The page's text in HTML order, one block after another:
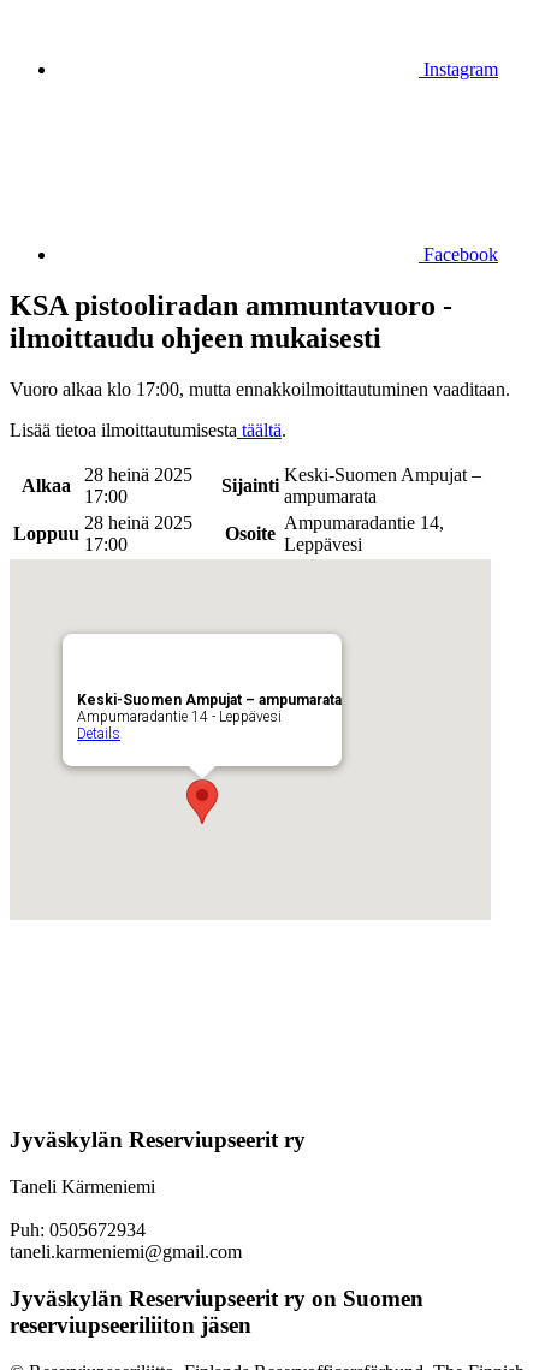
Instagram
Facebook
KSA pistooliradan ammuntavuoro -
ilmoittaudu ohjeen mukaisesti
Vuoro alkaa klo 17:00, mutta ennakkoilmoittautuminen vaaditaan.
Lisää tietoa ilmoittautumisesta täältä.
Alkaa
28 heinä 2025
17:00
Sijainti
Keski-Suomen Ampujat –
ampumarata
Loppuu
28 heinä 2025
17:00
Osoite
Ampumaradantie 14,
Leppävesi
Keski-Suomen Ampujat – ampumarata
Ampumaradantie 14 - Leppävesi
Details
Jyväskylän Reserviupseerit ry
Taneli Kärmeniemi
Puh: 0505672934
taneli.karmeniemi@gmail.com
Jyväskylän Reserviupseerit ry on Suomen
reserviupseeriliiton jäsen